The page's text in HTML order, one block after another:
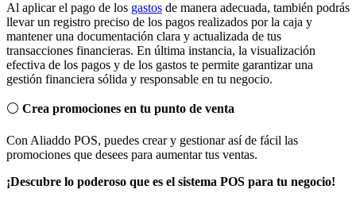
Al aplicar el pago de los gastos de manera adecuada, también podrás
llevar un registro preciso de los pagos realizados por la caja y
mantener una documentación clara y actualizada de tus
transacciones financieras. En última instancia, la visualización
efectiva de los pagos y de los gastos te permite garantizar una
gestión financiera sólida y responsable en tu negocio.
⚪️ Crea promociones en tu punto de venta
Con Aliaddo POS, puedes crear y gestionar así de fácil las
promociones que desees para aumentar tus ventas.
¡Descubre lo poderoso que es el sistema POS para tu negocio!